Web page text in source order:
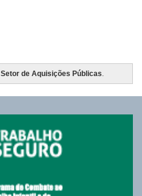
Setor de Aquisições Públicas.